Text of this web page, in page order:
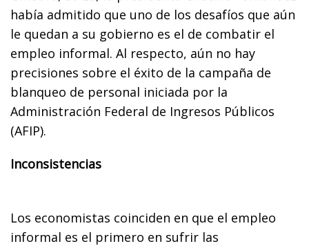
había admitido que uno de los desafíos que aún
le quedan a su gobierno es el de combatir el
empleo informal. Al respecto, aún no hay
precisiones sobre el éxito de la campaña de
blanqueo de personal iniciada por la
Administración Federal de Ingresos Públicos
(AFIP).
Inconsistencias
Los economistas coinciden en que el empleo
informal es el primero en sufrir las